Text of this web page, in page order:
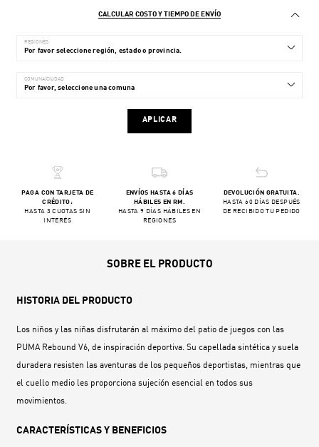
CALCULAR COSTO Y TIEMPO DE ENVÍO
REGIONES
COMUNA/CIUDAD
APLICAR
PAGA CON TARJETA DE
CRÉDITO:
HASTA 3 CUOTAS SIN
INTERÉS
ENVÍOS HASTA 6 DÍAS
HÁBILES EN RM.
HASTA 9 DÍAS HÁBILES EN
REGIONES
DEVOLUCIÓN GRATUITA.
HASTA 60 DÍAS DESPUÉS
DE RECIBIDO TU PEDIDO
SOBRE EL PRODUCTO
HISTORIA DEL PRODUCTO
Los niños y las niñas disfrutarán al máximo del patio de juegos con las
PUMA Rebound V6, de inspiración deportiva. Su capellada sintética y suela
duradera resisten las aventuras de los pequeños deportistas, mientras que
el cuello medio les proporciona sujeción esencial en todos sus
movimientos.
CARACTERÍSTICAS Y BENEFICIOS